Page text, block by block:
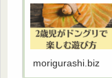
morigurashi.biz